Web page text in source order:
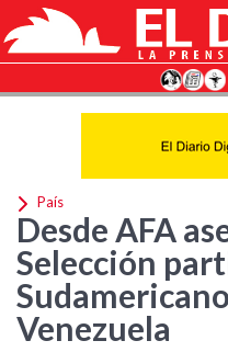
País
Desde AFA
Selección
Venezuela